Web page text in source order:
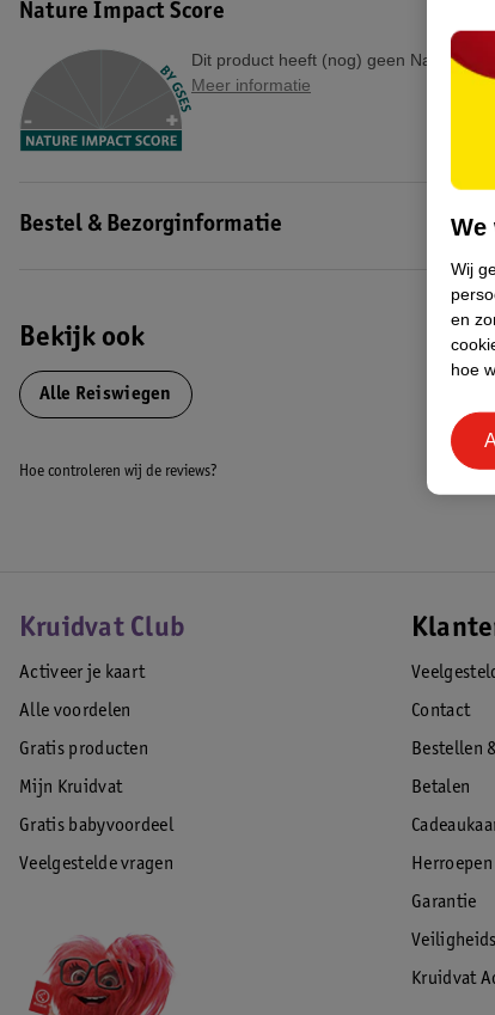
Nature Impact Score
Dit product heeft (nog) geen Nature
Meer informatie
Bestel & Bezorginformatie
Bekijk ook
Alle Reiswiegen
Hoe controleren wij de reviews?
Kruidvat Club
Activeer je kaart
Alle voordelen
Gratis producten
Mijn Kruidvat
Gratis babyvoordeel
Veelgestelde vragen
Contact
Bestellen
Betalen
Garantie
Kruidvat
We
Wij
en
hoe